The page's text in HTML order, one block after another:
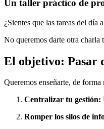
Un taller práctico de
¿Sientes que las tareas del día
No queremos darte otra charla
El objetivo: Pasar
Queremos enseñarte, de
Centralizar tu gestión:
Romper los silos de